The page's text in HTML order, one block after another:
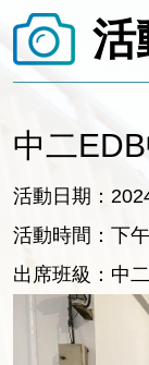
活
中二
活動日期：
活動時間：下
出席班級：中